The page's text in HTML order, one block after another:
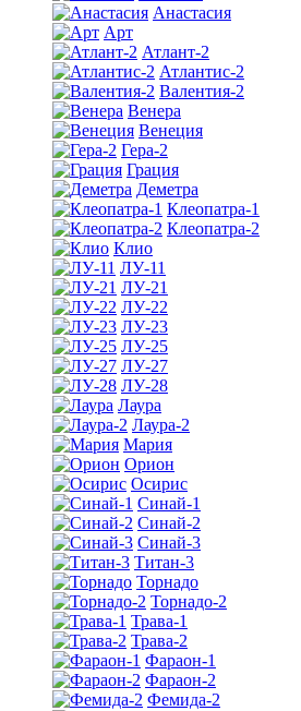
Анастасия
Арт
Атлант-2
Атлантис-2
Валентия-2
Венера
Венеция
Гера-2
Грация
Деметра
Клеопатра-1
Клеопатра-2
Клио
ЛУ-11
ЛУ-21
ЛУ-22
ЛУ-23
ЛУ-25
ЛУ-27
ЛУ-28
Лаура
Лаура-2
Мария
Орион
Осирис
Синай-1
Синай-2
Синай-3
Титан-3
Торнадо
Торнадо-2
Трава-1
Трава-2
Фараон-1
Фараон-2
Фемида-2